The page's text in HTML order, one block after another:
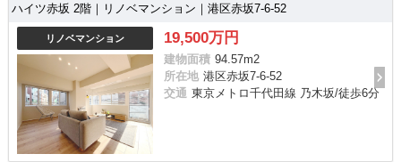
ハイツ赤坂 2階｜リノベマンション｜港区赤坂7-6-52
リノベマンション 19,500万円
建物面積 94.57m2
所在地 港区赤坂7-6-52
交通 東京メトロ千代田線 乃木坂/徒歩6分